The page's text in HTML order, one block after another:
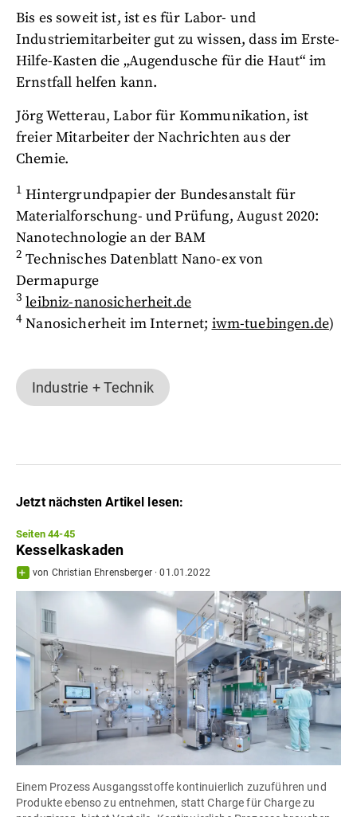
Bis es soweit ist, ist es für Labor- und
Industriemitarbeiter gut zu wissen, dass im Erste-
Hilfe-Kasten die „Augendusche für die Haut“ im
Ernstfall helfen kann.
Jörg Wetterau, Labor für Kommunikation, ist
freier Mitarbeiter der Nachrichten aus der
Chemie.
1Hintergrundpapier der Bundesanstalt für
Materialforschung- und Prüfung, August 2020:
Nanotechnologie an der BAM
2Technisches Datenblatt Nano-ex von
Dermapurge
3leibniz-nanosicherheit.de
4Nanosicherheit im Internet; iwm-tuebingen.de)
Industrie + Technik
Jetzt nächsten Artikel lesen:
Seiten 44-45
Kesselkaskaden
von Christian Ehrensberger·01.01.2022
Einem Prozess Ausgangsstoffe kontinuierlich zuzuführen und
Produkte ebenso zu entnehmen, statt Charge für Charge zu